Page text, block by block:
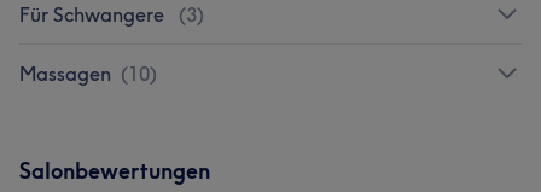
Für Schwangere (3)
Massagen (10)
Salonbewertungen